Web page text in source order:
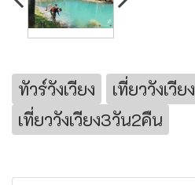
ทัวร์วังเวียง
เที่ยววังเวียง
เที่ยววังเวียง3วัน2คืน